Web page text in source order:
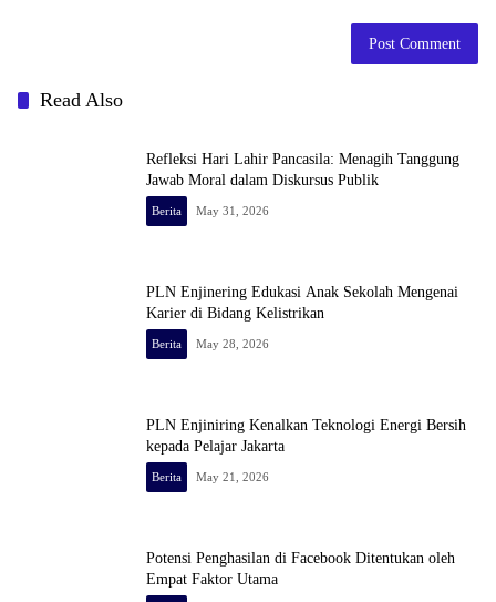
Read Also
Refleksi Hari Lahir Pancasila: Menagih Tanggung
Jawab Moral dalam Diskursus Publik
Berita May 31, 2026
PLN Enjinering Edukasi Anak Sekolah Mengenai
Karier di Bidang Kelistrikan
Berita May 28, 2026
PLN Enjiniring Kenalkan Teknologi Energi Bersih
kepada Pelajar Jakarta
Berita May 21, 2026
Potensi Penghasilan di Facebook Ditentukan oleh
Empat Faktor Utama